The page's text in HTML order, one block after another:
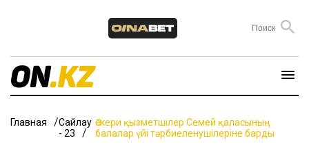
Главная
Сайлау
- 23
Әскери қызметшілер Семей қаласының
балалар үйі тәрбиеленушілеріне барды